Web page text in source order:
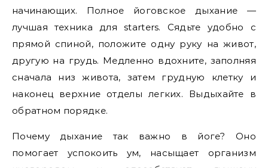
начинающих. Полное йоговское дыхание —
лучшая техника для starters. Сядьте удобно с
прямой спиной, положите одну руку на живот,
другую на грудь. Медленно вдохните, заполняя
сначала низ живота, затем грудную клетку и
наконец верхние отделы легких. Выдыхайте в
обратном порядке.
Почему дыхание так важно в йоге? Оно
помогает успокоить ум, насыщает организм